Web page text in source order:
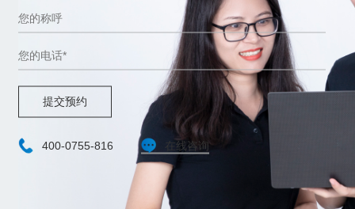
提交预约
400-0755-816 在线咨询